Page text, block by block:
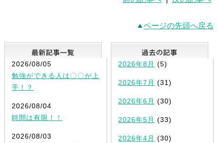
ページの先頭へ戻る
最新記事一覧
2026/08/05
勉強ができる人は〇〇が上
手！？
2026/08/04
時間は有限！！
2026/08/03
2026年8月 (5)
2026年7月 (31)
2026年6月 (30)
2026年5月 (33)
2026年4月 (30)